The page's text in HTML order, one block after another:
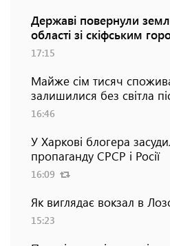
Державі повернули
області зі скіфським
17:15
Майже сім тисяч
залишилися без світла
16:46
У Харкові блогера
пропаганду СРСР і Росії
16:09
Як виглядає вокзал в
15:23